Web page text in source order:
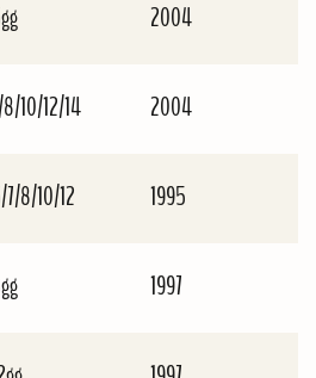
2004
10/12/14 2004
8/10/12 1995
1997